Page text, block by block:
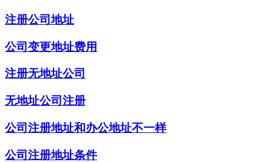
注册公司地址
公司变更地址费用
注册无地址公司
无地址公司注册
公司注册地址和办公地址不一样
公司注册地址条件